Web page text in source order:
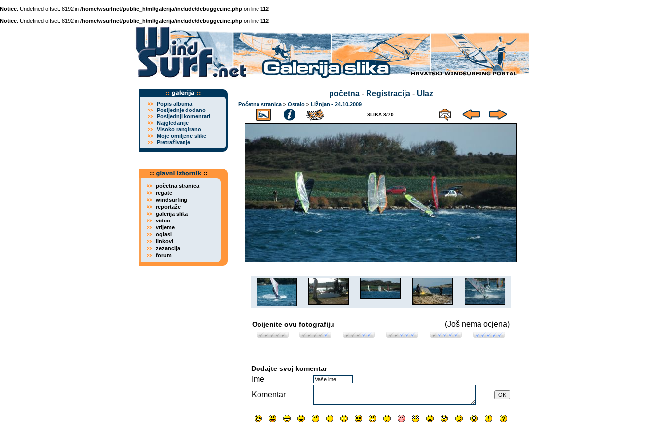
Notice: Undefined offset: 8192 in /home/wsurfnet/public_html/galerija/include/debugger.inc.php on line 112
Notice: Undefined offset: 8192 in /home/wsurfnet/public_html/galerija/include/debugger.inc.php on line 112
Popis albuma
Posljednje dodano
Posljednji komentari
Najgledanije
Visoko rangirano
Moje omiljene slike
Pretraživanje
početna stranica
regate
windsurfing
reportaže
galerija slika
video
vrijeme
oglasi
linkovi
zezancija
forum
početna- Registracija- Ulaz
Početna stranica > Ostalo > Ližnjan - 24.10.2009
SLIKA 8/70
Ocijenite ovu fotografiju (Još nema ocjena)
Dodajte svoj komentar
Ime
Komentar